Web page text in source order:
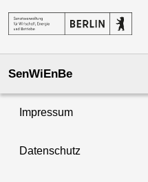
SenWiEnBe
Impressum
Datenschutz